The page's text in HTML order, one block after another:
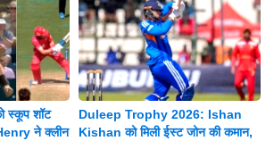
स्कूप शॉट
ने क्लीन
Duleep Trophy 2026: Ishan
Kishan को मिली ईस्ट जोन की कमान,